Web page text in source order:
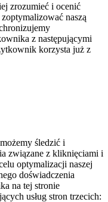
zrozumieć i ocenić
naszą
z następującymi
korzysta już z
śledzić i
związane z kliknięciami i
optymalizacji naszej
doświadczenia
na tej stronie
usług stron trzecich: